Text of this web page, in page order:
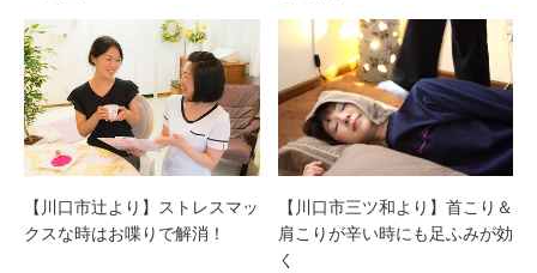
【川口市辻より】ストレスマッ
クスな時はお喋りで解消！
【川口市三ツ和より】首こり＆
肩こりが辛い時にも足ふみが効
く